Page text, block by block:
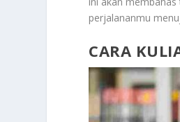
perjalananmu
CARA